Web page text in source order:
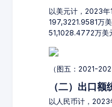
以美元计，2023
197,3221.9581万
51,1028.4772万美
（图五：2021-
（二）出口额
以人民币计，